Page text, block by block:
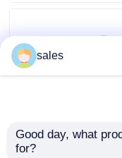
एक बोली का अनुरोध
स्वरयंत्र मुखौटा वायुमार्ग
डिस्पोजेबल प्रबलित
sales
Good day, what
for?